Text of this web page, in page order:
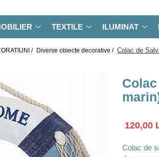
TEXTILE ILUMINAT
/ Diverse obiecte decorative / Colac de
120,00
Colac de